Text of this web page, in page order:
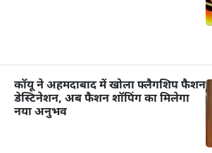
कॉयू ने अहमदाबाद में खोला फ्लैगशिप फैशन
डेस्टिनेशन, अब फैशन शॉपिंग का मिलेगा
नया अनुभव